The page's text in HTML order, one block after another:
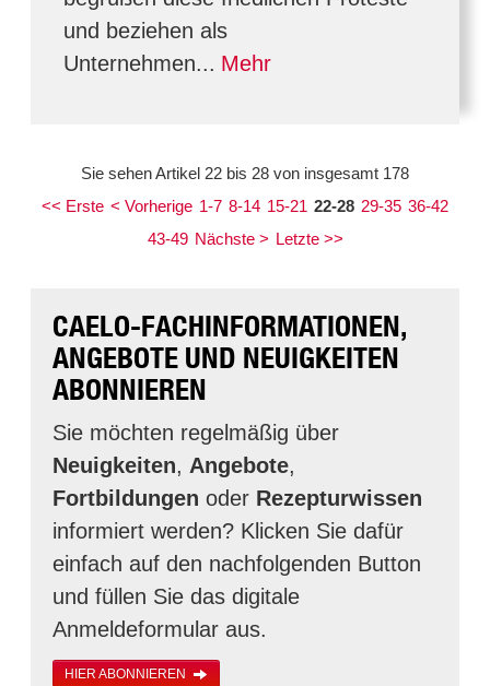
und beziehen als
Unternehmen... Mehr
Sie sehen Artikel 22 bis 28 von insgesamt 178
<< Erste < Vorherige 1-7 8-14 15-21 22-28 29-35 36-42
43-49 Nächste > Letzte >>
CAELO-FACHINFORMATIONEN,
ANGEBOTE UND NEUIGKEITEN
ABONNIEREN
Sie möchten regelmäßig über
Neuigkeiten, Angebote,
Fortbildungen oder Rezepturwissen
informiert werden? Klicken Sie dafür
einfach auf den nachfolgenden Button
und füllen Sie das digitale
Anmeldeformular aus.
HIER ABONNIEREN